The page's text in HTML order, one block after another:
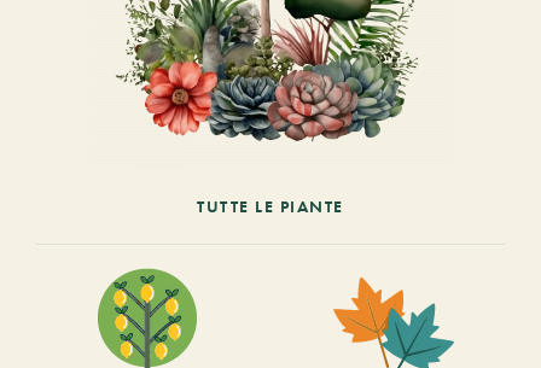
TUTTE LE PIANTE